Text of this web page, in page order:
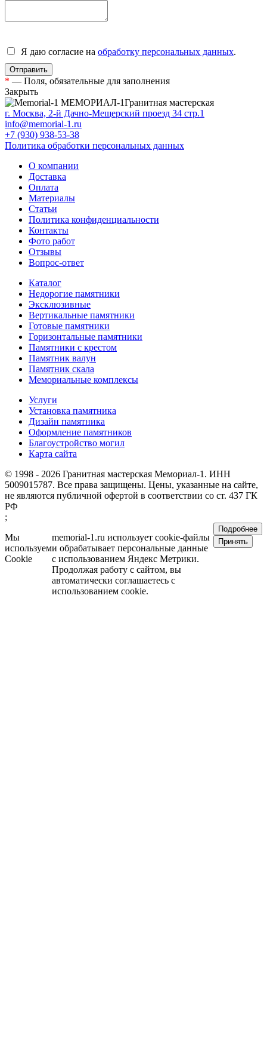
Я даю согласие на обработку персональных данных.
* — Поля, обязательные для заполнения
Закрыть
МЕМОРИАЛ-1Гранитная мастерская
г. Москва, 2-й Дачно-Мещерский проезд 34 стр.1
info@memorial-1.ru
+7 (930) 938-53-38
Политика обработки персональных данных
О компании
Доставка
Оплата
Материалы
Статьи
Политика конфиденциальности
Контакты
Фото работ
Отзывы
Вопрос-ответ
Каталог
Недорогие памятники
Эксклюзивные
Вертикальные памятники
Готовые памятники
Горизонтальные памятники
Памятники с крестом
Памятник валун
Памятник скала
Мемориальные комплексы
Услуги
Установка памятника
Дизайн памятника
Оформление памятников
Благоустройство могил
Карта сайта
© 1998 - 2026 Гранитная мастерская Мемориал-1. ИНН
5009015787. Все права защищены. Цены, указанные на сайте,
не являются публичной офертой в соответствии со ст. 437 ГК
РФ
;
Мы
используем
Cookie
memorial-1.ru использует cookie-файлы
и обрабатывает персональные данные
с использованием Яндекс Метрики.
Продолжая работу с сайтом, вы
автоматически соглашаетесь с
использованием cookie.
Подробнее
Принять